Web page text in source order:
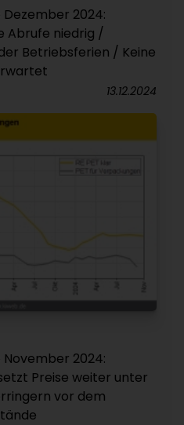
2024:
Abrufe niedrig /
Betriebsferien / Keine
13.12.2024
2024:
Preise weiter unter
vor dem